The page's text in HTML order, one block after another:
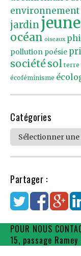
environnement
jardin
océan oiseaux
pollution poésie
sociétésol terre
écoféminisme
Catégories
Catégories
Partager :
POUR NOUS
15, passage